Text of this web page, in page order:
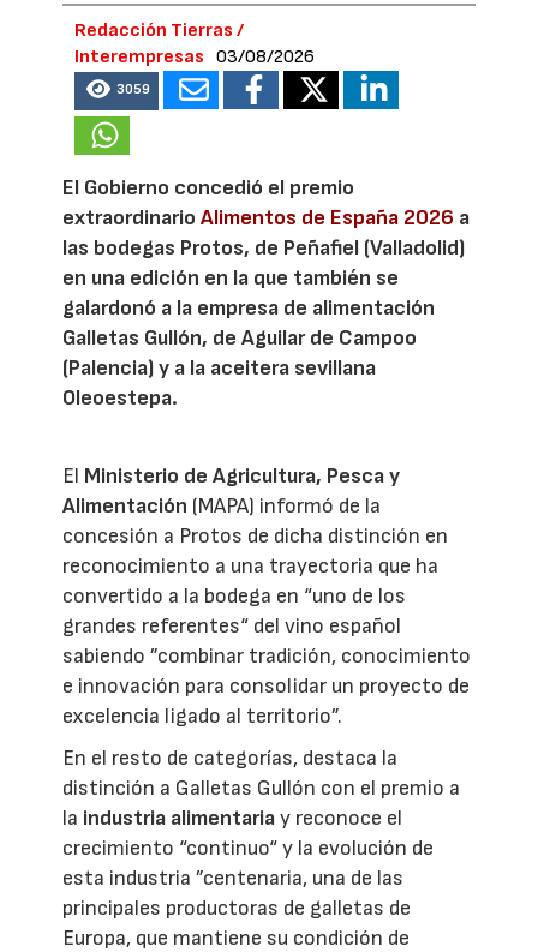
Redacción Tierras /
Interempresas
03/08/2026
3059
El Gobierno concedió el premio
extraordinarioAlimentos de España 2026 a
las bodegas Protos, de Peñafiel (Valladolid)
en una edición en la que también se
galardonó a la empresa de alimentación
Galletas Gullón, de Aguilar de Campoo
(Palencia) y a la aceitera sevillana
Oleoestepa.
El Ministerio de Agricultura, Pesca y
Alimentación (MAPA) informó de la
concesión a Protos de dicha distinción en
reconocimiento a una trayectoria que ha
convertido a la bodega en “uno de los
grandes referentes“ del vino español
sabiendo ”combinar tradición, conocimiento
e innovación para consolidar un proyecto de
excelencia ligado al territorio”.
En el resto de categorías, destaca la
distinción a Galletas Gullón con el premio a
la industria alimentariay reconoce el
crecimiento “continuo“ y la evolución de
esta industria ”centenaria, una de las
principales productoras de galletas de
Europa, que mantiene su condición de